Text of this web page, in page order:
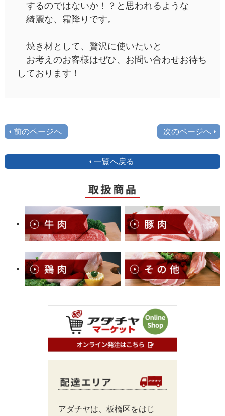
するのではないか！？と思われるような
綺麗な、霜降りです。
焼き材として、贅沢に使いたいと
お考えのお客様はぜひ、お問い合わせお待ち
しております！
前のページへ 次のページへ
一覧へ戻る
アダチヤは、板橋区をはじ